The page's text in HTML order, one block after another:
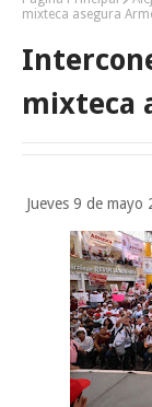
mixteca asegura
mixteca
Jueves 9 de mayo